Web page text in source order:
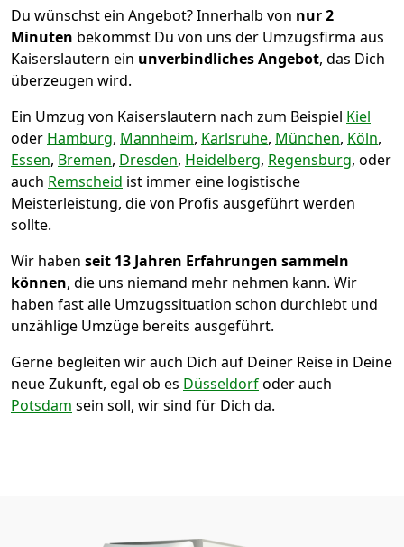
Du wünschst ein Angebot? Innerhalb von nur 2
Minuten bekommst Du von uns der Umzugsfirma aus
Kaiserslautern ein unverbindliches Angebot, das Dich
überzeugen wird.
Ein Umzug von Kaiserslautern nach zum Beispiel Kiel
oder Hamburg, Mannheim, Karlsruhe, München, Köln,
Essen, Bremen, Dresden, Heidelberg, Regensburg, oder
auch Remscheid ist immer eine logistische
Meisterleistung, die von Profis ausgeführt werden
sollte.
Wir haben seit 13 Jahren Erfahrungen sammeln
können, die uns niemand mehr nehmen kann. Wir
haben fast alle Umzugssituation schon durchlebt und
unzählige Umzüge bereits ausgeführt.
Gerne begleiten wir auch Dich auf Deiner Reise in Deine
neue Zukunft, egal ob es Düsseldorfoder auch
Potsdam sein soll, wir sind für Dich da.